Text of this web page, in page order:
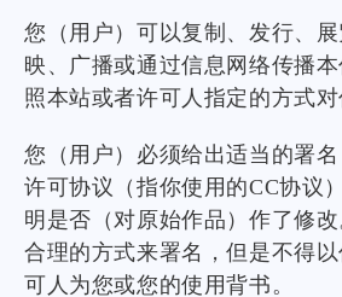
您（用户）可以复制、发行、
映、广播或通过信息网络传播
照本站或者许可人指定的方式对
您（用户）必须给出适当的署
许可协议（指你使用的CC协议
明是否（对原始作品）作了修
合理的方式来署名，但是不得
可人为您或您的使用背书。